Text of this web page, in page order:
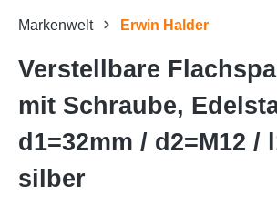
Markenwelt Erwin Halder
Verstellbare
mit Schraube,
d1=32mm / d2=M12 /
silber